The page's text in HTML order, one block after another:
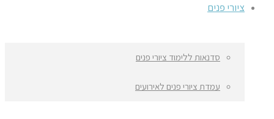
ציורי פנים
סדנאות ללימוד ציורי פנים
עמדת ציורי פנים לאירועים